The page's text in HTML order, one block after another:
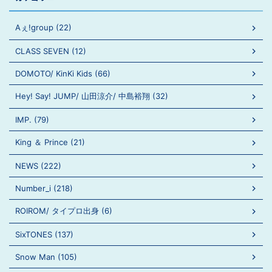
Aぇ!group (22)
CLASS SEVEN (12)
DOMOTO/ KinKi Kids (66)
Hey! Say! JUMP/ 山田涼介/ 中島裕翔 (32)
IMP. (79)
King ＆ Prince (21)
NEWS (222)
Number_i (218)
ROIROM/ タイプロ出身 (6)
SixTONES (137)
Snow Man (105)